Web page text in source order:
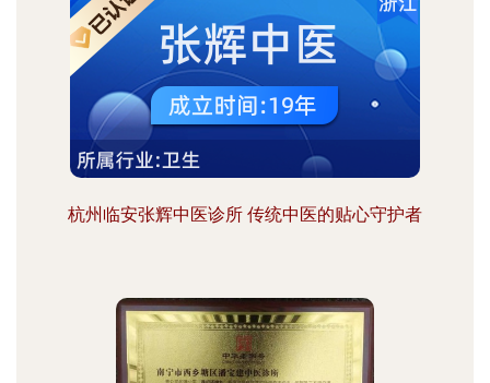
杭州临安张辉中医诊所 传统中医的贴心守护者